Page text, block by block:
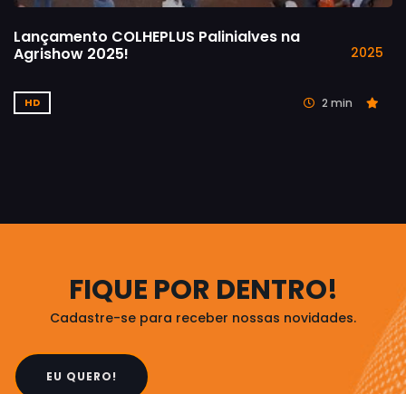
Lançamento COLHEPLUS Palinialves na
Agrishow 2025!
2025
HD 2 min
FIQUE POR DENTRO!
Cadastre-se para receber nossas novidades.
EU QUERO!